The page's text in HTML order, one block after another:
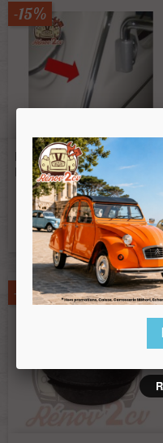
Enjoliveur Chromé De Caisse
Pour 1 Coté Longueur 2.65 M
Ref :000272
9,80 €
Prix public :8,33 €
Prix clubRenov 2cv:8,33 €
-15%
-15%